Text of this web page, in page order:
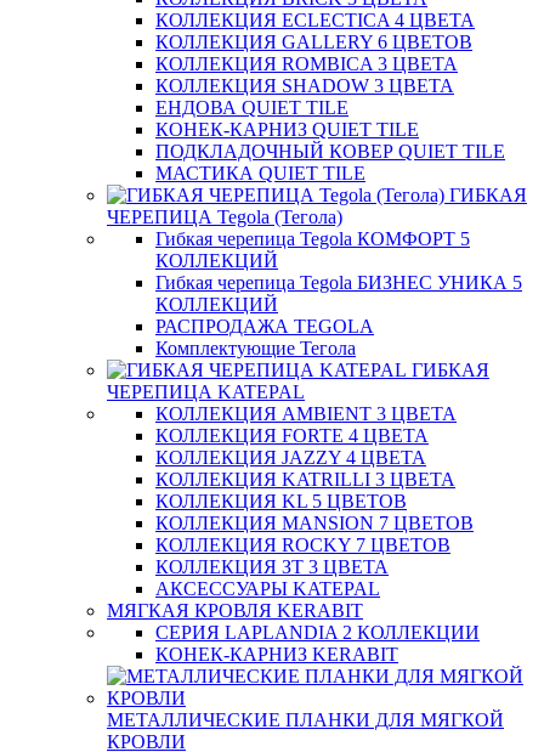
КОЛЛЕКЦИЯ ECLECTICA 4 ЦВЕТА
КОЛЛЕКЦИЯ GALLERY 6 ЦВЕТОВ
КОЛЛЕКЦИЯ ROMBICA 3 ЦВЕТА
КОЛЛЕКЦИЯ SHADOW 3 ЦВЕТА
ЕНДОВА QUIET TILE
КОНЕК-КАРНИЗ QUIET TILE
ПОДКЛАДОЧНЫЙ КОВЕР QUIET TILE
МАСТИКА QUIET TILE
ГИБКАЯ
ЧЕРЕПИЦА Tegola (Тегола)
Гибкая черепица Tegola КОМФОРТ 5
КОЛЛЕКЦИЙ
Гибкая черепица Tegola БИЗНЕС УНИКА 5
КОЛЛЕКЦИЙ
РАСПРОДАЖА TEGOLA
Комплектующие Тегола
ГИБКАЯ
ЧЕРЕПИЦА KATEPAL
КОЛЛЕКЦИЯ AMBIENT 3 ЦВЕТА
КОЛЛЕКЦИЯ FORTE 4 ЦВЕТА
КОЛЛЕКЦИЯ JAZZY 4 ЦВЕТА
КОЛЛЕКЦИЯ KATRILLI 3 ЦВЕТА
КОЛЛЕКЦИЯ KL 5 ЦВЕТОВ
КОЛЛЕКЦИЯ MANSION 7 ЦВЕТОВ
КОЛЛЕКЦИЯ ROCKY 7 ЦВЕТОВ
КОЛЛЕКЦИЯ ЗТ 3 ЦВЕТА
АКСЕССУАРЫ KATEPAL
МЯГКАЯ КРОВЛЯ KERABIT
СЕРИЯ LAPLANDIA 2 КОЛЛЕКЦИИ
КОНЕК-КАРНИЗ KERABIT
МЕТАЛЛИЧЕСКИЕ ПЛАНКИ ДЛЯ МЯГКОЙ
КРОВЛИ